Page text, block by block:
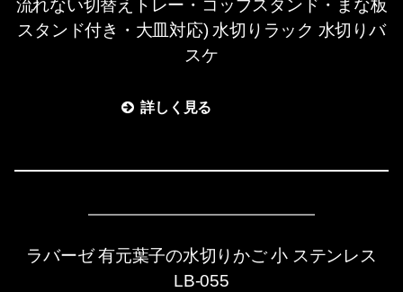
流れない切替えトレー・コップスタンド・まな板
スタンド付き・大皿対応) 水切りラック 水切りバ
スケ
詳しく見る
ラバーゼ 有元葉子の水切りかご 小 ステンレス
LB-055